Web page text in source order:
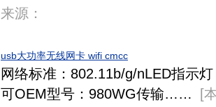
来源：
usb大功率无线网卡 wifi cmcc
网络标准：802.11b/g/nLED指示
可OEM型号：980WG传输……
[